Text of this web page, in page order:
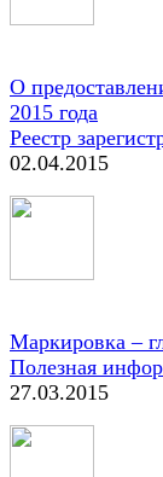
О
2015 года
Реестр
02.04.2015
Маркировка –
Полезная
27.03.2015